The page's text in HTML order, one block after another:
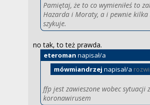
Pamiętaj, że to co wymieniłeś to
Hazarda i Moraty, a i pewnie kilka
szykuje.
no tak, to też prawda.
eteroman napisał/a
mówmiandrzej napisał/a
ffp jest zawieszone wobec sytuacji
koronawirusem